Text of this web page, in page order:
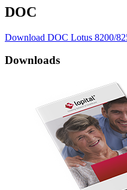
DOC
Download DOC Lotus 8200/
Downloads